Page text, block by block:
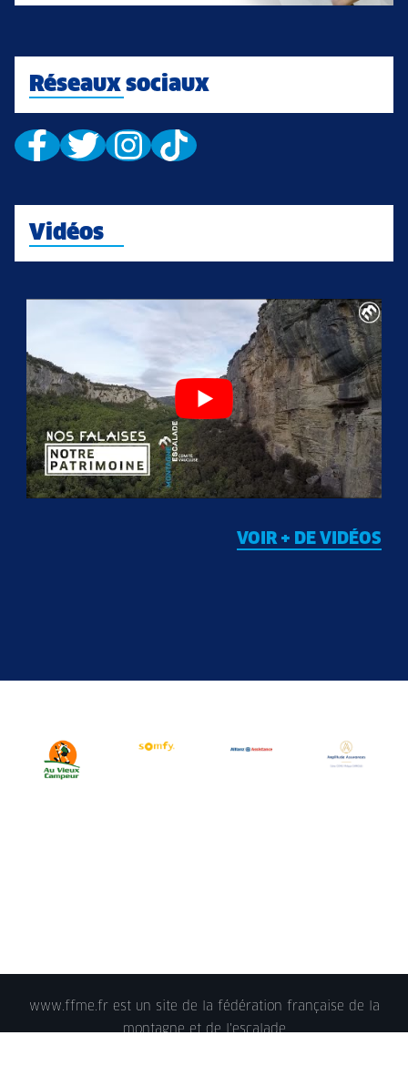
Réseaux sociaux
Vidéos
VOIR + DE VIDÉOS
www.ffme.fr est un site de la fédération française de la
montagne et de l'escalade